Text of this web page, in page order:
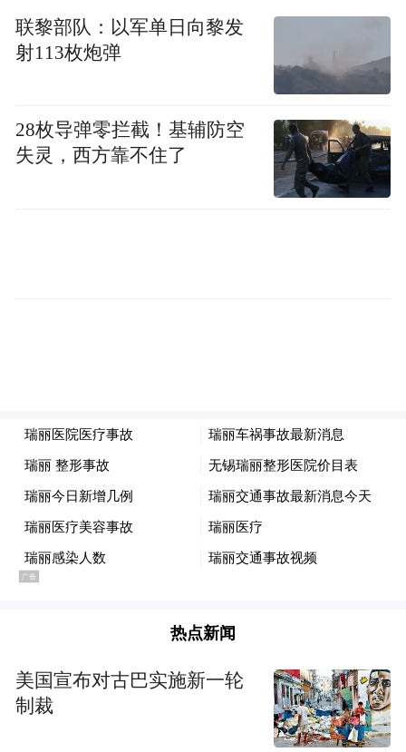
国家水域救援青岛大队的救援人员表示，随
着羽绒服浸泡时间增加，浮力会逐渐减弱，
甚至失去浮力。因此，不能将羽绒服作为救
生衣使用。
【本文结束】如需转载请务必注明出处：快
科技
“特别声明：以上作品内容(包括在内的视频、图片或音
频)为凤凰网旗下自媒体平台“大风号”用户上传并发
布，本平台仅提供信息存储空间服务。
Notice: The content above (including the videos,
联黎部队：以军单日向黎发
射113枚炮弹
28枚导弹零拦截！基辅防空
失灵，西方靠不住了
热点新闻
美国宣布对古巴实施新一轮
制裁